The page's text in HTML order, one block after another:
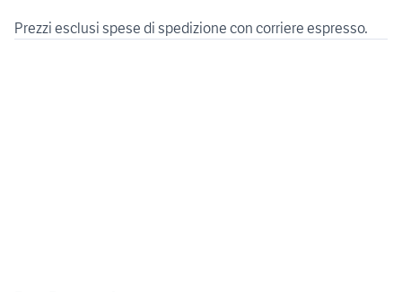
Prezzi esclusi spese di spedizione con corriere espresso.